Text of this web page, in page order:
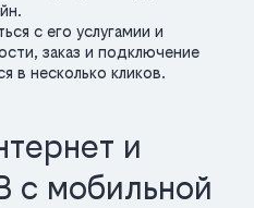
с его услугамии и
заказ и подключение
в несколько кликов.
и
с мобильной